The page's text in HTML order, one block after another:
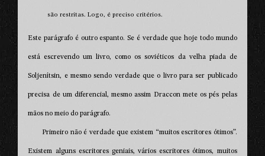
são restritas. Logo, é preciso critérios.
Este parágrafo é outro espanto. Se é verdade que hoje todo mundo
está escrevendo um livro, como os soviéticos da velha piada de
Soljenítsin, e mesmo sendo verdade que o livro para ser publicado
precisa de um diferencial, mesmo assim Draccon mete os pés pelas
mãos no meio do parágrafo.
Primeiro não é verdade que existem “muitos escritores ótimos”.
Existem alguns escritores geniais, vários escritores ótimos, muitos